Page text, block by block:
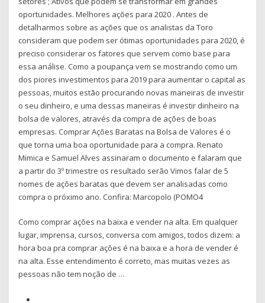
oportunidades. Melhores ações para 2020 . Antes de
detalharmos sobre as ações que os analistas da Toro
consideram que podem ser ótimas oportunidades para 2020, é
preciso considerar os fatores que servem como base para
essa análise. Como a poupança vem se mostrando como um
dos piores investimentos para 2019 para aumentar o capital as
pessoas, muitos estão procurando novas maneiras de investir
o seu dinheiro, e uma dessas maneiras é investir dinheiro na
bolsa de valores, através da compra de ações de boas
empresas. Comprar Ações Baratas na Bolsa de Valores é o
que torna uma boa oportunidade para a compra. Renato
Mimica e Samuel Alves assinaram o documento e falaram que
a partir do 3º trimestre os resultado serão Vimos falar de 5
nomes de ações baratas que devem ser analisadas como
compra o próximo ano. Confira: Marcopolo (POMO4
Como comprar ações na baixa e vender na alta. Em qualquer
lugar, imprensa, cursos, conversa com amigos, todos dizem: a
hora boa pra comprar ações é na baixa e a hora de vender é
na alta. Esse entendimento é correto, mas muitas vezes as
pessoas não tem noção de …